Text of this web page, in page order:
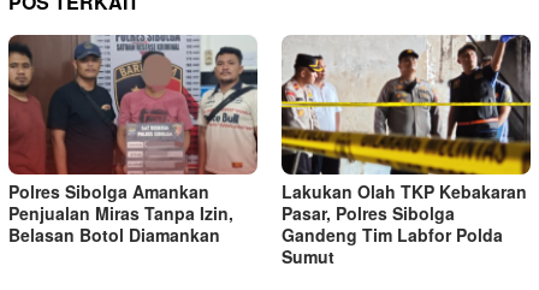
Polres Sibolga Amankan
Penjualan Miras Tanpa Izin,
Belasan Botol Diamankan
Lakukan Olah TKP Kebakaran
Pasar, Polres Sibolga
Gandeng Tim Labfor Polda
Sumut